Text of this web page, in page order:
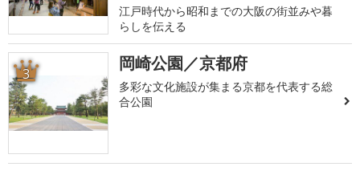
江戸時代から昭和までの大阪の街並みや暮
らしを伝える
3 岡崎公園／京都府
多彩な文化施設が集まる京都を代表する総
合公園